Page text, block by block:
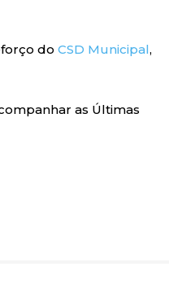
do CSD Municipal,
as Últimas